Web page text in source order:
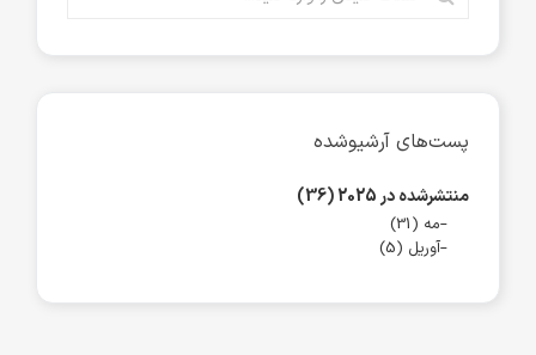
پست‌های آرشیوشده
منتشرشده در 2025 (36)
مه (31)
آوریل (5)